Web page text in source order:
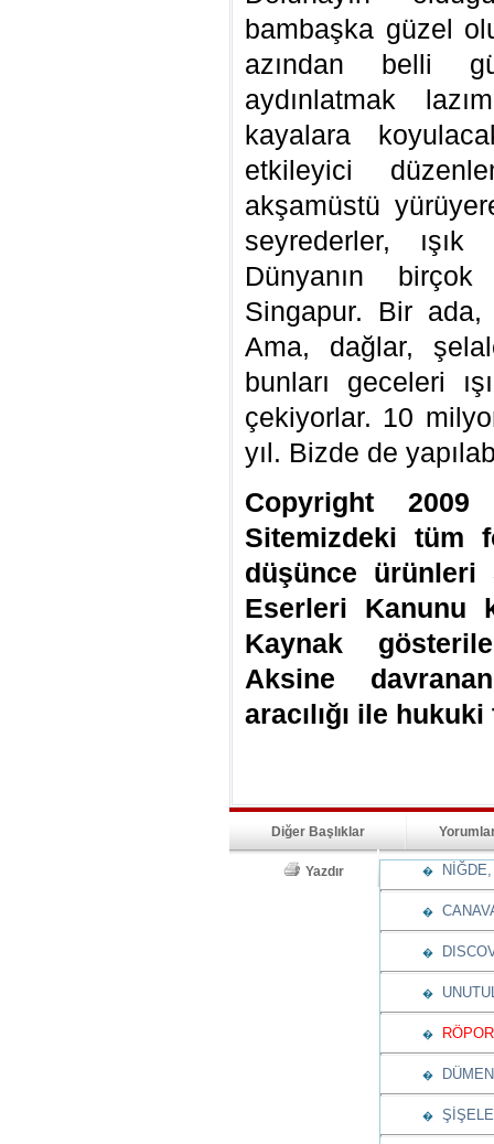
bambaşka güzel
azından belli
aydınlatmak
kayalara
etkileyici
akşamüstü
seyrederler, ışık
Dünyanın
Singapur. Bir
Ama, dağlar,
bunları geceleri
çekiyorlar. 10
yıl. Bizde de
Copyright
Sitemizdeki tüm
düşünce ürünleri
Eserleri Kanunu
Kaynak
Aksine
aracılığı ile
Diğer Başlıklar
Yazdır �
�
�
�
�
�
�